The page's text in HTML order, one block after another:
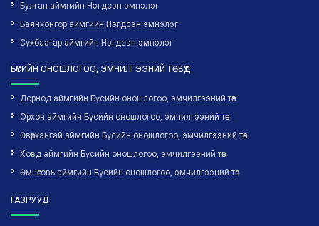
Булган аймгийн Нэгдсэн эмнэлэг
Баянхонгор аймгийн Нэгдсэн эмнэлэг
Сүхбаатар аймгийн Нэгдсэн эмнэлэг
БҮСИЙН ОНОШЛОГОО, ЭМЧИЛГЭЭНИЙ ТӨВҮҮД
Дорнод аймгийн Бүсийн оношлогоо, эмчилгээний төв
Орхон аймгийн Бүсийн оношлогоо, эмчилгээний төв
Өвөрхангай аймгийн Бүсийн оношлогоо, эмчилгээний төв
Ховд аймгийн Бүсийн оношлогоо, эмчилгээний төв
Өмнөговь аймгийн Бүсийн оношлогоо, эмчилгээний төв
ГАЗРУУД